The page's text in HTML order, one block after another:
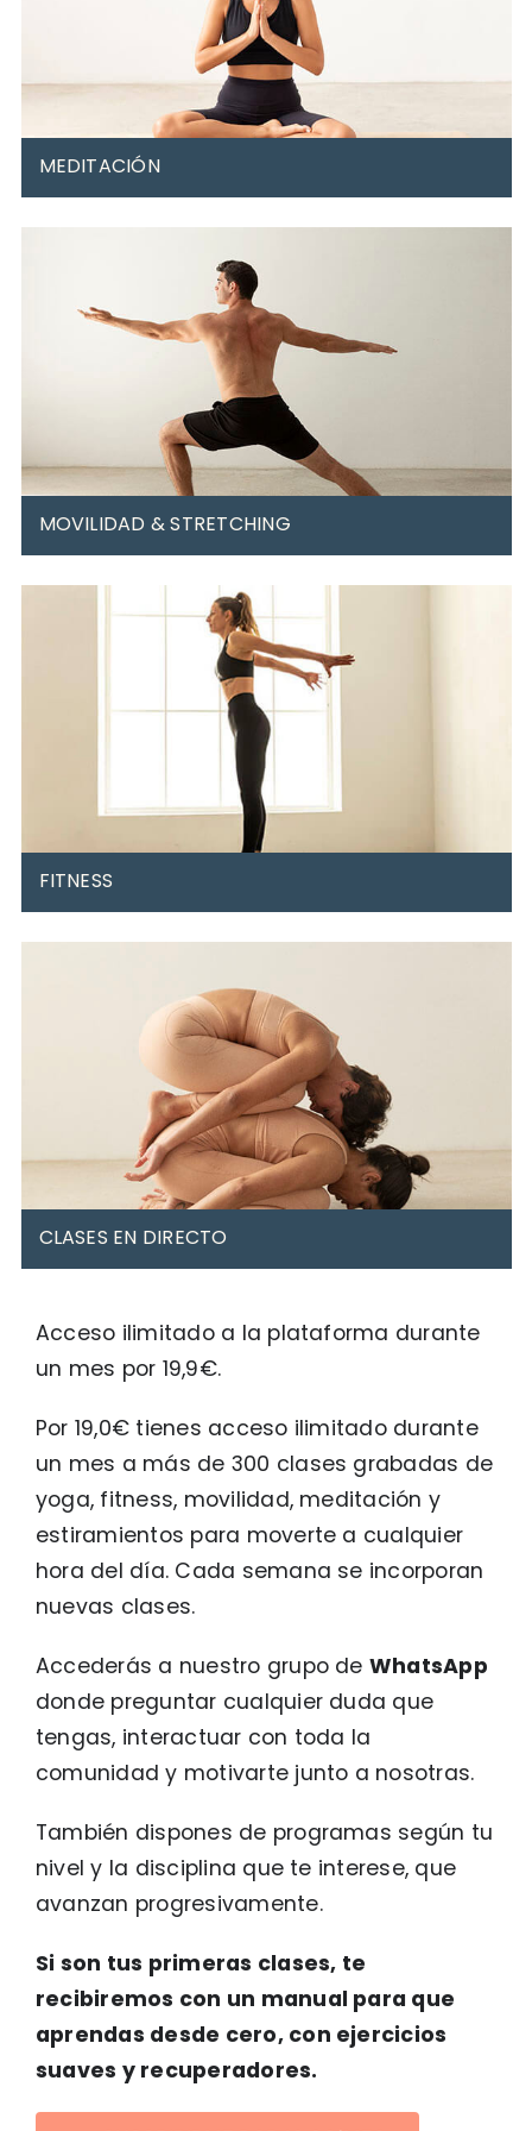
MEDITACIÓN
La meditación te ayudará a calmar el pensamiento.
Parece cosa de guruses, pero tranqui que no levitarás.
MOVILIDAD & STRETCHING
el objetivo. No eres un chicle.
Destensarás y moverás el cuerpo hasta donde estés
cómodo. Sin presiones.
FITNESS
Son una explosión de energía para fortalecerte, sudar y
quedarte a gusto.
CLASES EN DIRECTO
contigo para que sientas esa conexión más cercana en
clase. Además las clases que no disfrutes en directo las
podrás ver grabadas.
Acceso ilimitado a la plataforma durante
un mes por 19,9€.
Por 19,0€ tienes acceso ilimitado durante
un mes a más de 300 clases grabadas de
yoga, fitness, movilidad, meditación y
estiramientos para moverte a cualquier
hora del día. Cada semana se incorporan
nuevas clases.
Accederás a nuestro grupo de WhatsApp
donde preguntar cualquier duda que
tengas, interactuar con toda la
comunidad y motivarte junto a nosotras.
También dispones de programas según tu
nivel y la disciplina que te interese, que
avanzan progresivamente.
Si son tus primeras clases, te
recibiremos con un manual para que
aprendas desde cero, con ejercicios
suaves y recuperadores.